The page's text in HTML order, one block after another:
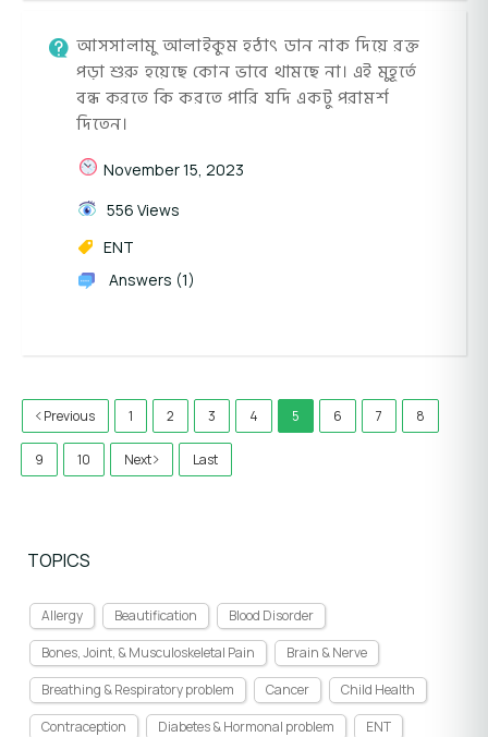
আসসালামু আলাইকুম হঠাৎ ডান নাক দিয়ে রক্ত
পড়া শুরু হয়েছে কোন ভাবে থামছে না। এই মুহূর্তে
বন্ধ করতে কি করতে পারি যদি একটু পরামর্শ
দিতেন।
November 15, 2023
556 Views
ENT
Answers (1)
Previous 1 2 3 4 5 6 7 8
9 10 Next Last
TOPICS
Allergy Beautification
Blood Disorder
Bones, Joint, & Musculoskeletal Pain
Brain & Nerve
Breathing & Respiratory problem
Cancer
Child Health
Contraception
Diabetes & Hormonal problem
ENT